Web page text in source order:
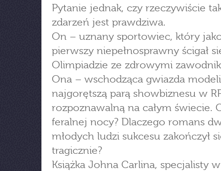
Pytanie jednak, czy rzeczywiście
zdarzeń jest prawdziwa.
On – uznany sportowiec, który
pierwszy niepełnosprawny ścigał
Olimpiadzie ze zdrowymi
Ona – wschodząca gwiazda
najgorętszą parą showbiznesu w
rozpoznawalną na całym świecie.
feralnej nocy? Dlaczego romans
młodych ludzi sukcesu zakończył
tragicznie?
Książka Johna Carlina, specjalisty w